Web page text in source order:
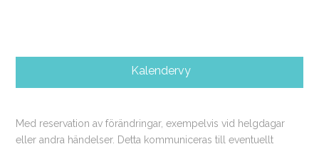
Kalendervy
Med reservation av förändringar, exempelvis vid helgdagar
eller andra händelser. Detta kommuniceras till eventuellt